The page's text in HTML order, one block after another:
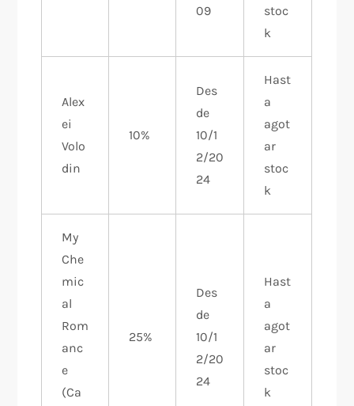
09
stoc
k
Alex
ei
Volo
din
10%
Des
de
10/1
2/20
24
Hast
a
agot
ar
stoc
k
My
Che
mic
al
Rom
anc
e
(Ca
25%
Des
de
10/1
2/20
24
Hast
a
agot
ar
stoc
k